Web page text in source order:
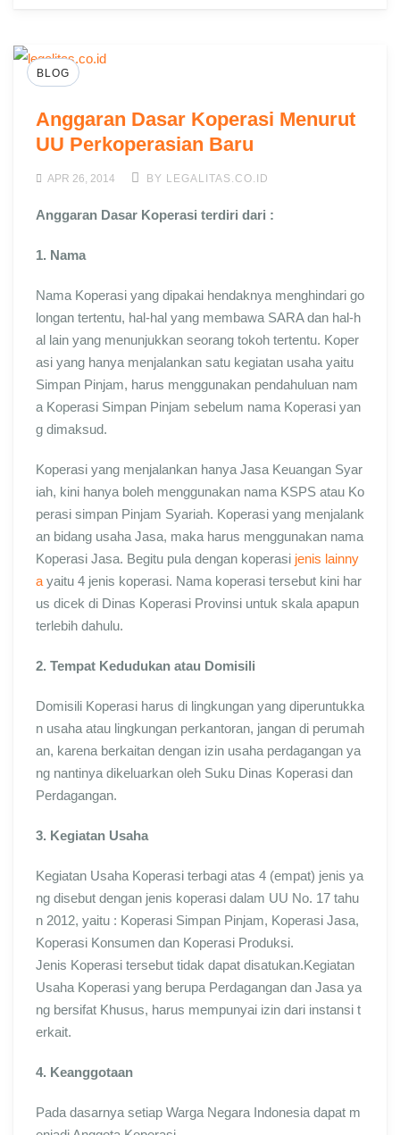
BLOG
Anggaran Dasar Koperasi Menurut
UU Perkoperasian Baru
APR 26, 2014 BY LEGALITAS.CO.ID
Anggaran Dasar Koperasi terdiri dari :
1. Nama
Nama Koperasi yang dipakai hendaknya menghindari go
longan tertentu, hal-hal yang membawa SARA dan hal-h
al lain yang menunjukkan seorang tokoh tertentu. Koper
asi yang hanya menjalankan satu kegiatan usaha yaitu
Simpan Pinjam, harus menggunakan pendahuluan nam
a Koperasi Simpan Pinjam sebelum nama Koperasi yan
g dimaksud.
Koperasi yang menjalankan hanya Jasa Keuangan Syar
iah, kini hanya boleh menggunakan nama KSPS atau Ko
perasi simpan Pinjam Syariah. Koperasi yang menjalank
an bidang usaha Jasa, maka harus menggunakan nama
Koperasi Jasa. Begitu pula dengan koperasi jenis lainny
a yaitu 4 jenis koperasi. Nama koperasi tersebut kini har
us dicek di Dinas Koperasi Provinsi untuk skala apapun
terlebih dahulu.
2. Tempat Kedudukan atau Domisili
Domisili Koperasi harus di lingkungan yang diperuntukka
n usaha atau lingkungan perkantoran, jangan di perumah
an, karena berkaitan dengan izin usaha perdagangan ya
ng nantinya dikeluarkan oleh Suku Dinas Koperasi dan
Perdagangan.
3. Kegiatan Usaha
Kegiatan Usaha Koperasi terbagi atas 4 (empat) jenis ya
ng disebut dengan jenis koperasi dalam UU No. 17 tahu
n 2012, yaitu : Koperasi Simpan Pinjam, Koperasi Jasa,
Koperasi Konsumen dan Koperasi Produksi.
Jenis Koperasi tersebut tidak dapat disatukan.Kegiatan
Usaha Koperasi yang berupa Perdagangan dan Jasa ya
ng bersifat Khusus, harus mempunyai izin dari instansi t
erkait.
4. Keanggotaan
Pada dasarnya setiap Warga Negara Indonesia dapat m